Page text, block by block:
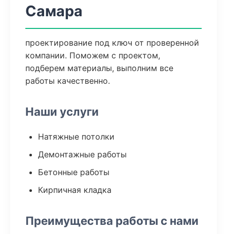
Самара
проектирование под ключ от проверенной
компании. Поможем с проектом,
подберем материалы, выполним все
работы качественно.
Наши услуги
Натяжные потолки
Демонтажные работы
Бетонные работы
Кирпичная кладка
Преимущества работы с нами